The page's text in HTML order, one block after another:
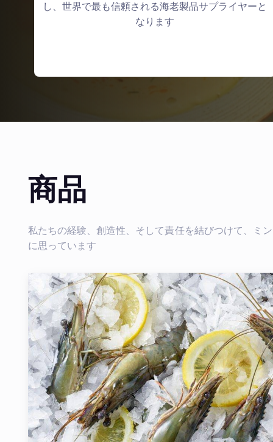
し、世界で最も信頼される海老製品サプライヤーと
なります
商品
私たちの経験、創造性、そして責任を結びつけて、ミ
に思っています